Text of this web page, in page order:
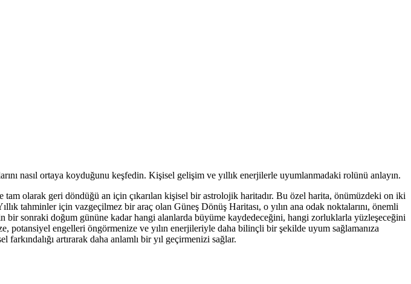
nasıl ortaya koyduğunu keşfedin. Kişisel gelişim ve yıllık enerjilerle uyumlanmadaki rolünü anlayın.
olarak geri döndüğü an için çıkarılan kişisel bir astrolojik haritadır. Bu özel harita, önümüzdeki on iki
tahminler için vazgeçilmez bir araç olan Güneş Dönüş Haritası, o yılın ana odak noktalarını, önemli
bir sonraki doğum gününe kadar hangi alanlarda büyüme kaydedeceğini, hangi zorluklarla yüzleşeceğini
engelleri öngörmenize ve yılın enerjileriyle daha bilinçli bir şekilde uyum sağlamanıza
artırarak daha anlamlı bir yıl geçirmenizi sağlar.